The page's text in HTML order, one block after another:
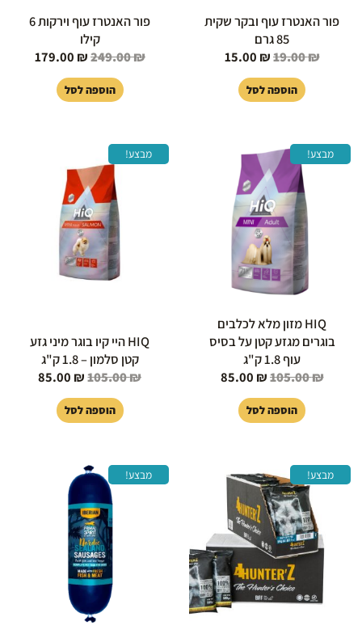
פור האנטרז עוף ובקר שקית
85 גרם
19.00₪
15.00 ₪
הוספה לסל
פור האנטרז עוף וירקות 6
קילו
249.00₪
179.00 ₪
הוספה לסל
מבצע!
HIQ מזון מלא לכלבים
בוגרים מגזע קטן על בסיס
עוף 1.8 ק"ג
105.00₪
המקורי
היה:
105.00 ₪.
85.00 ₪
הוספה לסל
מבצע!
HIQ היי קיו בוגר מיני גזע
קטן סלמון – 1.8 ק"ג
105.00₪
המקורי
היה:
105.00 ₪.
85.00 ₪
הוספה לסל
מבצע!
המקורי
היה:
19.00 ₪.
מבצע!
המחיר
המקורי
היה:
49.00 ₪.